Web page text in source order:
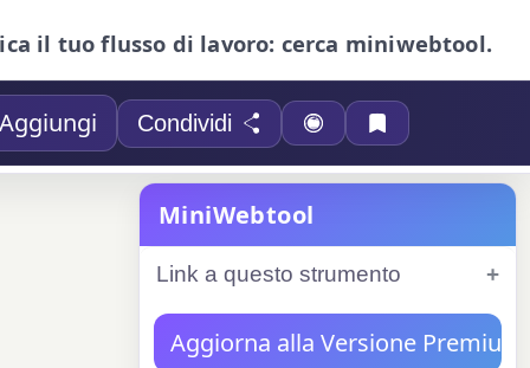
il tuo flusso di lavoro: cerca miniwebtool.
Aggiungi Condividi
MiniWebtool
Link a questo strumento
Aggiorna alla Versione Premium